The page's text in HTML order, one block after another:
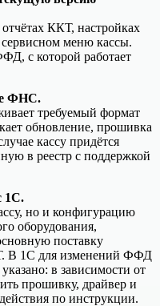
ККТ, настройках
сервисном меню кассы.
с которой работает
ФНС.
требуемый формат
обновление, прошивка
кассу придётся
в реестр с поддержкой
1С.
но и конфигурацию
оборудования,
поставку
В 1С для изменений ФФД
в зависимости от
прошивку, драйвер и
по инструкции.